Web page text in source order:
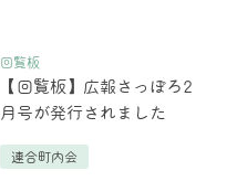
回覧板
【回覧板】広報さっぽろ2
月号が発行されました
連合町内会